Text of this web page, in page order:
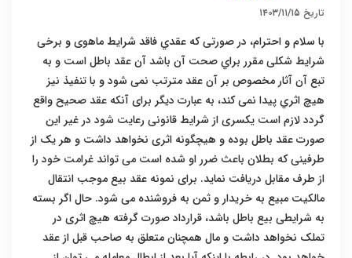
تاریخ ۱۴۰۳/۱۱/۱۵
با سلام و احترام، در صورتی که عقدي فاقد شرایط ماهوی و برخی
شرایط شکلی مقرر براي صحت آن باشد آن عقد باطل است و به
تبع آن آثار مخصوص بر آن عقد مترتب نمی شود و با تنفیذ نیز
هیچ اثري پیدا نمی کند، به عبارت دیگر برای آنکه عقد صحیح واقع
گردد لازم است یکسری از شرایط قانونی رعایت شود در غیر این
صورت عقد باطل بوده و هیچگونه اثری نخواهد داشت و هر یک از
طرفینی که بطلان باعث ضرر او شده است می تواند غرامت خود را
از طرف مقابل دریافت نماید. برای نمونه عقد بیع موجب انتقال
مالکیت مبیع به خریدار و ثمن به فروشنده می شود. حال اگر بسته
به شرایطی بیع باطل باشد، قرارداد صورت گرفته هیچ اثری در
تملک نخواهد داشت و مال همچنان متعلق به صاحب قبل از عقد